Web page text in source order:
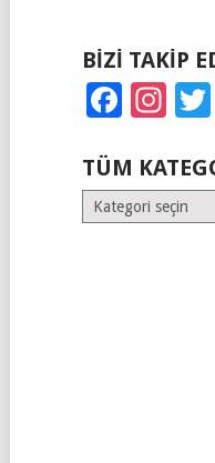
BIZI TAKIP
TÜM
Tüm
Kategoriler